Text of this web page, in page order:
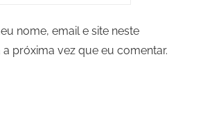
nome, email e site neste
próxima vez que eu comentar.